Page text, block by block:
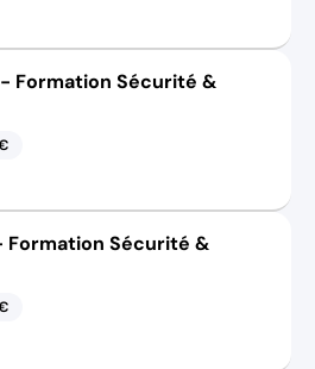
Formation Sécurité &
Formation Sécurité &